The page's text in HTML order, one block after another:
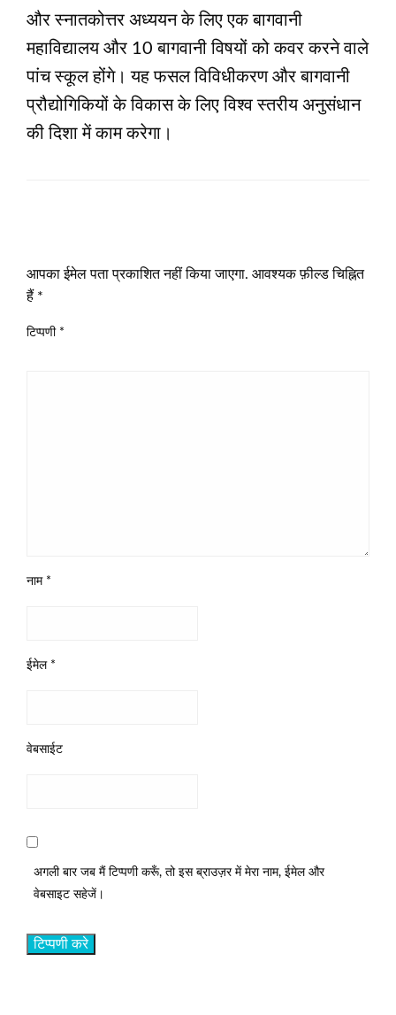
और स्नातकोत्तर अध्ययन के लिए एक बागवानी
महाविद्यालय और 10 बागवानी विषयों को कवर करने वाले
पांच स्कूल होंगे। यह फसल विविधीकरण और बागवानी
प्रौद्योगिकियों के विकास के लिए विश्व स्तरीय अनुसंधान
की दिशा में काम करेगा।
आपका ईमेल पता प्रकाशित नहीं किया जाएगा. आवश्यक फ़ील्ड चिह्नित
हैं *
टिप्पणी *
नाम *
ईमेल *
वेबसाईट
अगली बार जब मैं टिप्पणी करूँ, तो इस ब्राउज़र में मेरा नाम, ईमेल और
वेबसाइट सहेजें।